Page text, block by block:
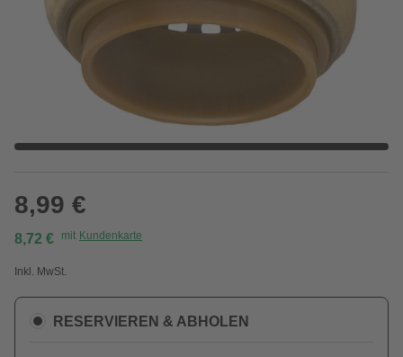
8,99 €
8,72 € mit Kundenkarte
Inkl. MwSt.
RESERVIEREN & ABHOLEN